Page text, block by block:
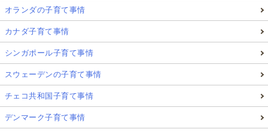
オランダの子育て事情
カナダ子育て事情
シンガポール子育て事情
スウェーデンの子育て事情
チェコ共和国子育て事情
デンマーク子育て事情